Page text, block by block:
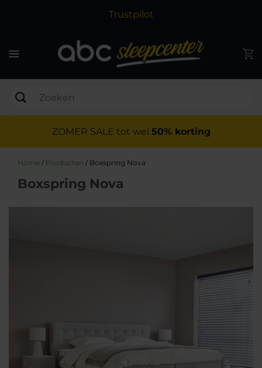
Trustpilot
ZOMER SALE tot wel 50% korting
Home / Producten / Boxspring Nova
Boxspring Nova